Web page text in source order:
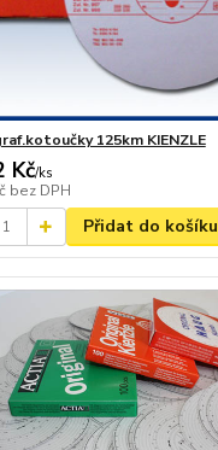
125km KIENZLE
Kč/ks
bez DPH
Přidat do košíku